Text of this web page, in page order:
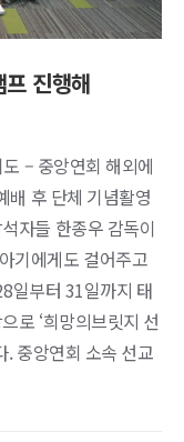
진행해
– 중앙연회 해외에
배 후 단체 기념활영
자들 한종우 감독이
기에게도 걸어주고
일부터 31일까지 태
로 ‘희망의브릿지 선
. 중앙연회 소속 선교